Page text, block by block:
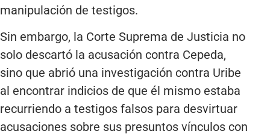
manipulación de testigos.
Sin embargo, la Corte Suprema de Justicia no
solo descartó la acusación contra Cepeda,
sino que abrió una investigación contra Uribe
al encontrar indicios de que él mismo estaba
recurriendo a testigos falsos para desvirtuar
acusaciones sobre sus presuntos vínculos con